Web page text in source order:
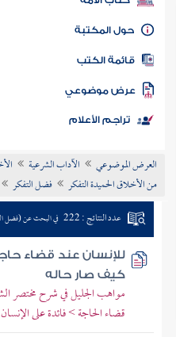
كتاب الأمة
المكتبة
الكتب
موضوعي
تراجم الأعلام
العرض الموضوعي الآداب الشرعية
من الأخلاق الحميدة التفكر
فضل التفكر
عدد النتائج : 222 في البحث عن (فضل
للإنسان عند قضاء
كيف صار حاله
مواهب الجليل في شرح مختصر
قضاء الحاجة > فائدة على